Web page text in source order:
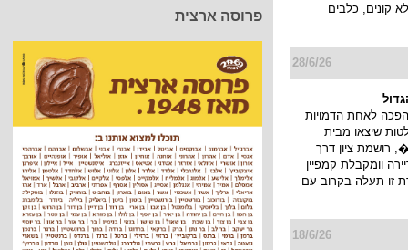
פרוסה ארצית
קונים, כלבים
28/6/26
לאחת הדמויות
שיצאו מבית
רושמת ציון דרך
וומקבלת קמפיין
זו תעלה בקרוב עם
18/6/26